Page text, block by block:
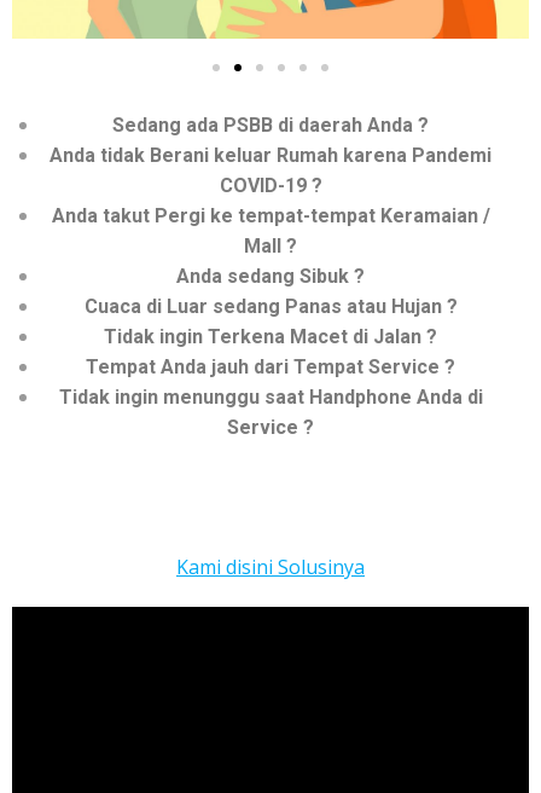
Sedang ada PSBB di daerah Anda ?
Anda tidak Berani keluar Rumah karena Pandemi
COVID-19 ?
Anda takut Pergi ke tempat-tempat Keramaian /
Mall ?
Anda sedang Sibuk ?
Cuaca di Luar sedang Panas atau Hujan ?
Tidak ingin Terkena Macet di Jalan ?
Tempat Anda jauh dari Tempat Service ?
Tidak ingin menunggu saat Handphone Anda di
Service ?
Kami disini Solusinya